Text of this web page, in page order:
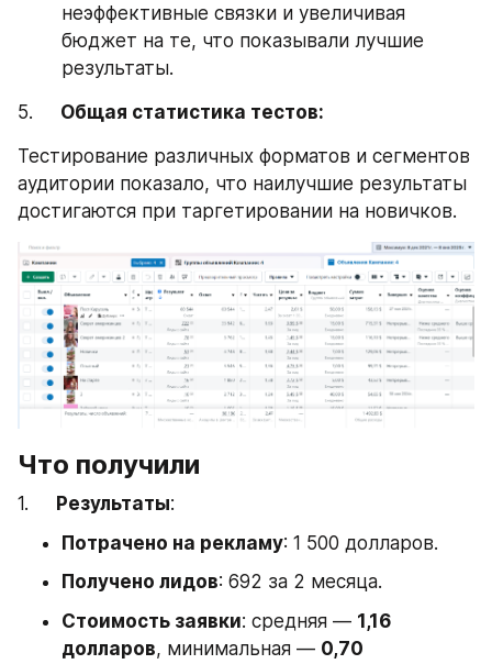
неэффективные связки и увеличивая
бюджет на те, что показывали лучшие
результаты.
5. Общая статистика тестов:
Тестирование различных форматов и сегментов
аудитории показало, что наилучшие результаты
достигаются при таргетировании на новичков.
Что получили
1. Результаты:
Потрачено на рекламу: 1 500 долларов.
Получено лидов: 692 за 2 месяца.
Стоимость заявки: средняя — 1,16
долларов, минимальная — 0,70